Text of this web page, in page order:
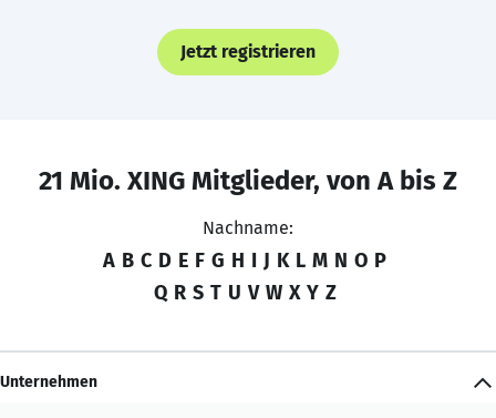
Jetzt registrieren
21 Mio. XING Mitglieder, von A bis Z
Nachname:
A B C D E F G H I J K L M N O P
Q R S T U V W X Y Z
Unternehmen